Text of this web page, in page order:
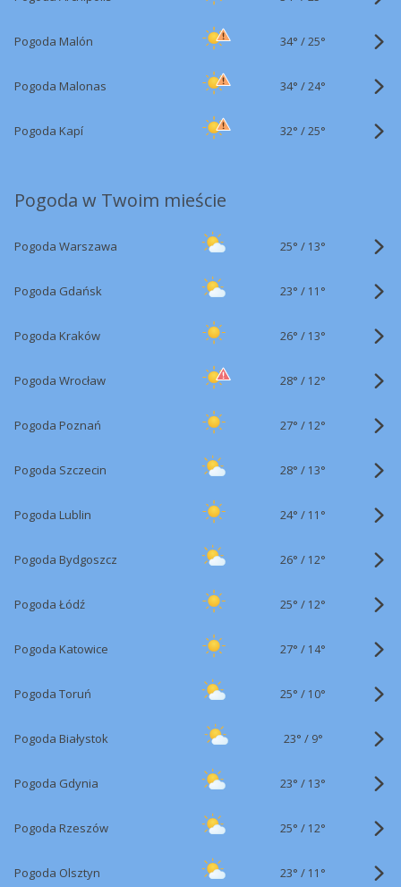
Pogoda Malón 34° /25°
Pogoda Malonas 34° /24°
Pogoda Kapí 32° /25°
Pogoda w Twoim mieście
Pogoda Warszawa 25° / 13°
Pogoda Gdańsk 23° / 11°
Pogoda Kraków 26° / 13°
Pogoda Wrocław 28° / 12°
Pogoda Poznań 27° / 12°
Pogoda Szczecin 28° / 13°
Pogoda Lublin 24° / 11°
Pogoda Bydgoszcz 26° / 12°
Pogoda Łódź 25° / 12°
Pogoda Katowice 27° / 14°
Pogoda Toruń 25° / 10°
Pogoda Białystok 23° / 9°
Pogoda Gdynia 23° / 13°
Pogoda Rzeszów 25° / 12°
Pogoda Olsztyn 23° / 11°